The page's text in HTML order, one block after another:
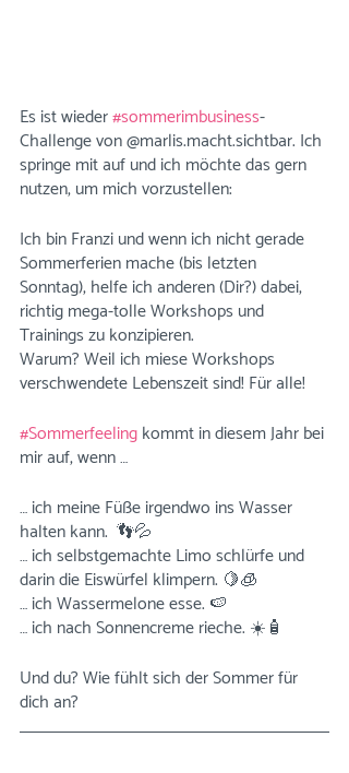
Es ist wieder #sommerimbusiness-
Challenge von @marlis.macht.sichtbar. Ich
springe mit auf und ich möchte das gern
nutzen, um mich vorzustellen:
Ich bin Franzi und wenn ich nicht gerade
Sommerferien mache (bis letzten
Sonntag), helfe ich anderen (Dir?) dabei,
richtig mega-tolle Workshops und
Trainings zu konzipieren.
Warum? Weil ich miese Workshops
verschwendete Lebenszeit sind! Für alle!
#Sommerfeeling kommt in diesem Jahr bei
mir auf, wenn …
… ich meine Füße irgendwo ins Wasser
halten kann.  👣💦
… ich selbstgemachte Limo schlürfe und
darin die Eiswürfel klimpern. 🍋🧊
… ich Wassermelone esse. 🍉
… ich nach Sonnencreme rieche. ☀️🧴
Und du? Wie fühlt sich der Sommer für
dich an?